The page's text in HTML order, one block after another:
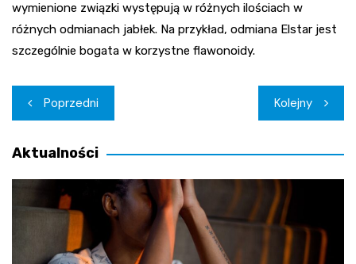
wymienione związki występują w różnych ilościach w
różnych odmianach jabłek. Na przykład, odmiana Elstar jest
szczególnie bogata w korzystne flawonoidy.
Nawigacja
wpisu
Poprzedni Kolejny
Aktualności